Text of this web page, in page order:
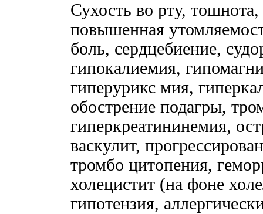
Сухость во рту,
повышенная
боль, сердцебиение,
гипокалиемия,
гиперурикс мия,
обострение подагры,
гиперкреатининемия,
васкулит,
тромбо цитопения,
холецистит (на фоне
гипотензия,